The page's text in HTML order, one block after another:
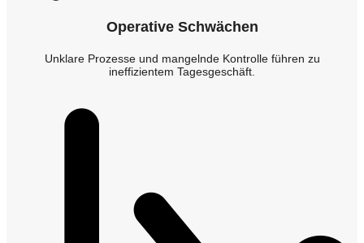
Operative Schwächen
Unklare Prozesse und mangelnde Kontrolle führen zu
ineffizientem Tagesgeschäft.